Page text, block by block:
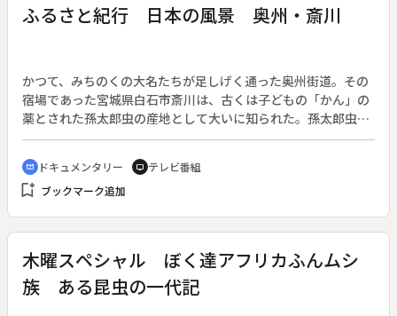
ふるさと紀行 日本の風景 奥州・斎川
かつて、みちのくの大名たちが足しげく通った奥州街道。その
宿場であった宮城県白石市斎川は、古くは子どもの「かん」の
薬とされた孫太郎虫の産地として大いに知られた。孫太郎虫は
ヘビトンボの幼虫で、流れの石の下にいる。新薬の普及により
次第に忘れ去られたが、需要のある限り虫を採り続けるという
老人の姿を追う。◆遠き日の「斎川孫太郎虫」という懐かしい
響きとともに、夏のみちのくに山村の原風景を見る。◆斎川
cinematic_blur ドキュメンタリー tv テレビ番組
bookmark_add ブックマーク追加
木曜スペシャル ぼく達アフリカふんムシ
族 ある昆虫の一代記